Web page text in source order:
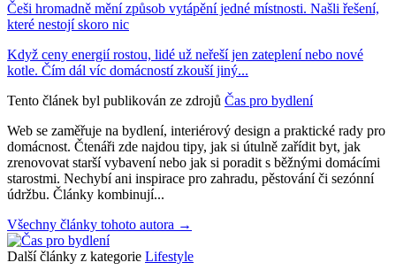
Češi hromadně mění způsob vytápění jedné místnosti. Našli řešení,
které nestojí skoro nic
Když ceny energií rostou, lidé už neřeší jen zateplení nebo nové
kotle. Čím dál víc domácností zkouší jiný...
Tento článek byl publikován ze zdrojů Čas pro bydlení
Web se zaměřuje na bydlení, interiérový design a praktické rady pro
domácnost. Čtenáři zde najdou tipy, jak si útulně zařídit byt, jak
zrenovovat starší vybavení nebo jak si poradit s běžnými domácími
starostmi. Nechybí ani inspirace pro zahradu, pěstování či sezónní
údržbu. Články kombinují...
Všechny články tohoto autora →
Další články z kategorie Lifestyle